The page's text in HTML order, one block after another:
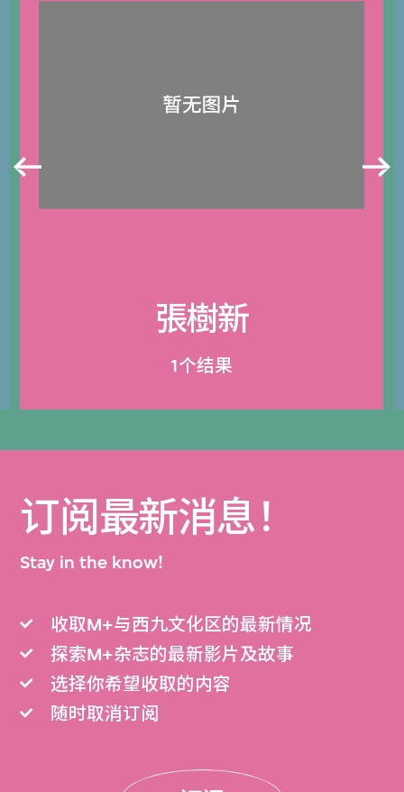
張樹新
1个结果
订阅最新消息！
Stay in the know!
收取M+与西九文化区的最新情况
探索M+杂志的最新影片及故事
选择你希望收取的内容
随时取消订阅